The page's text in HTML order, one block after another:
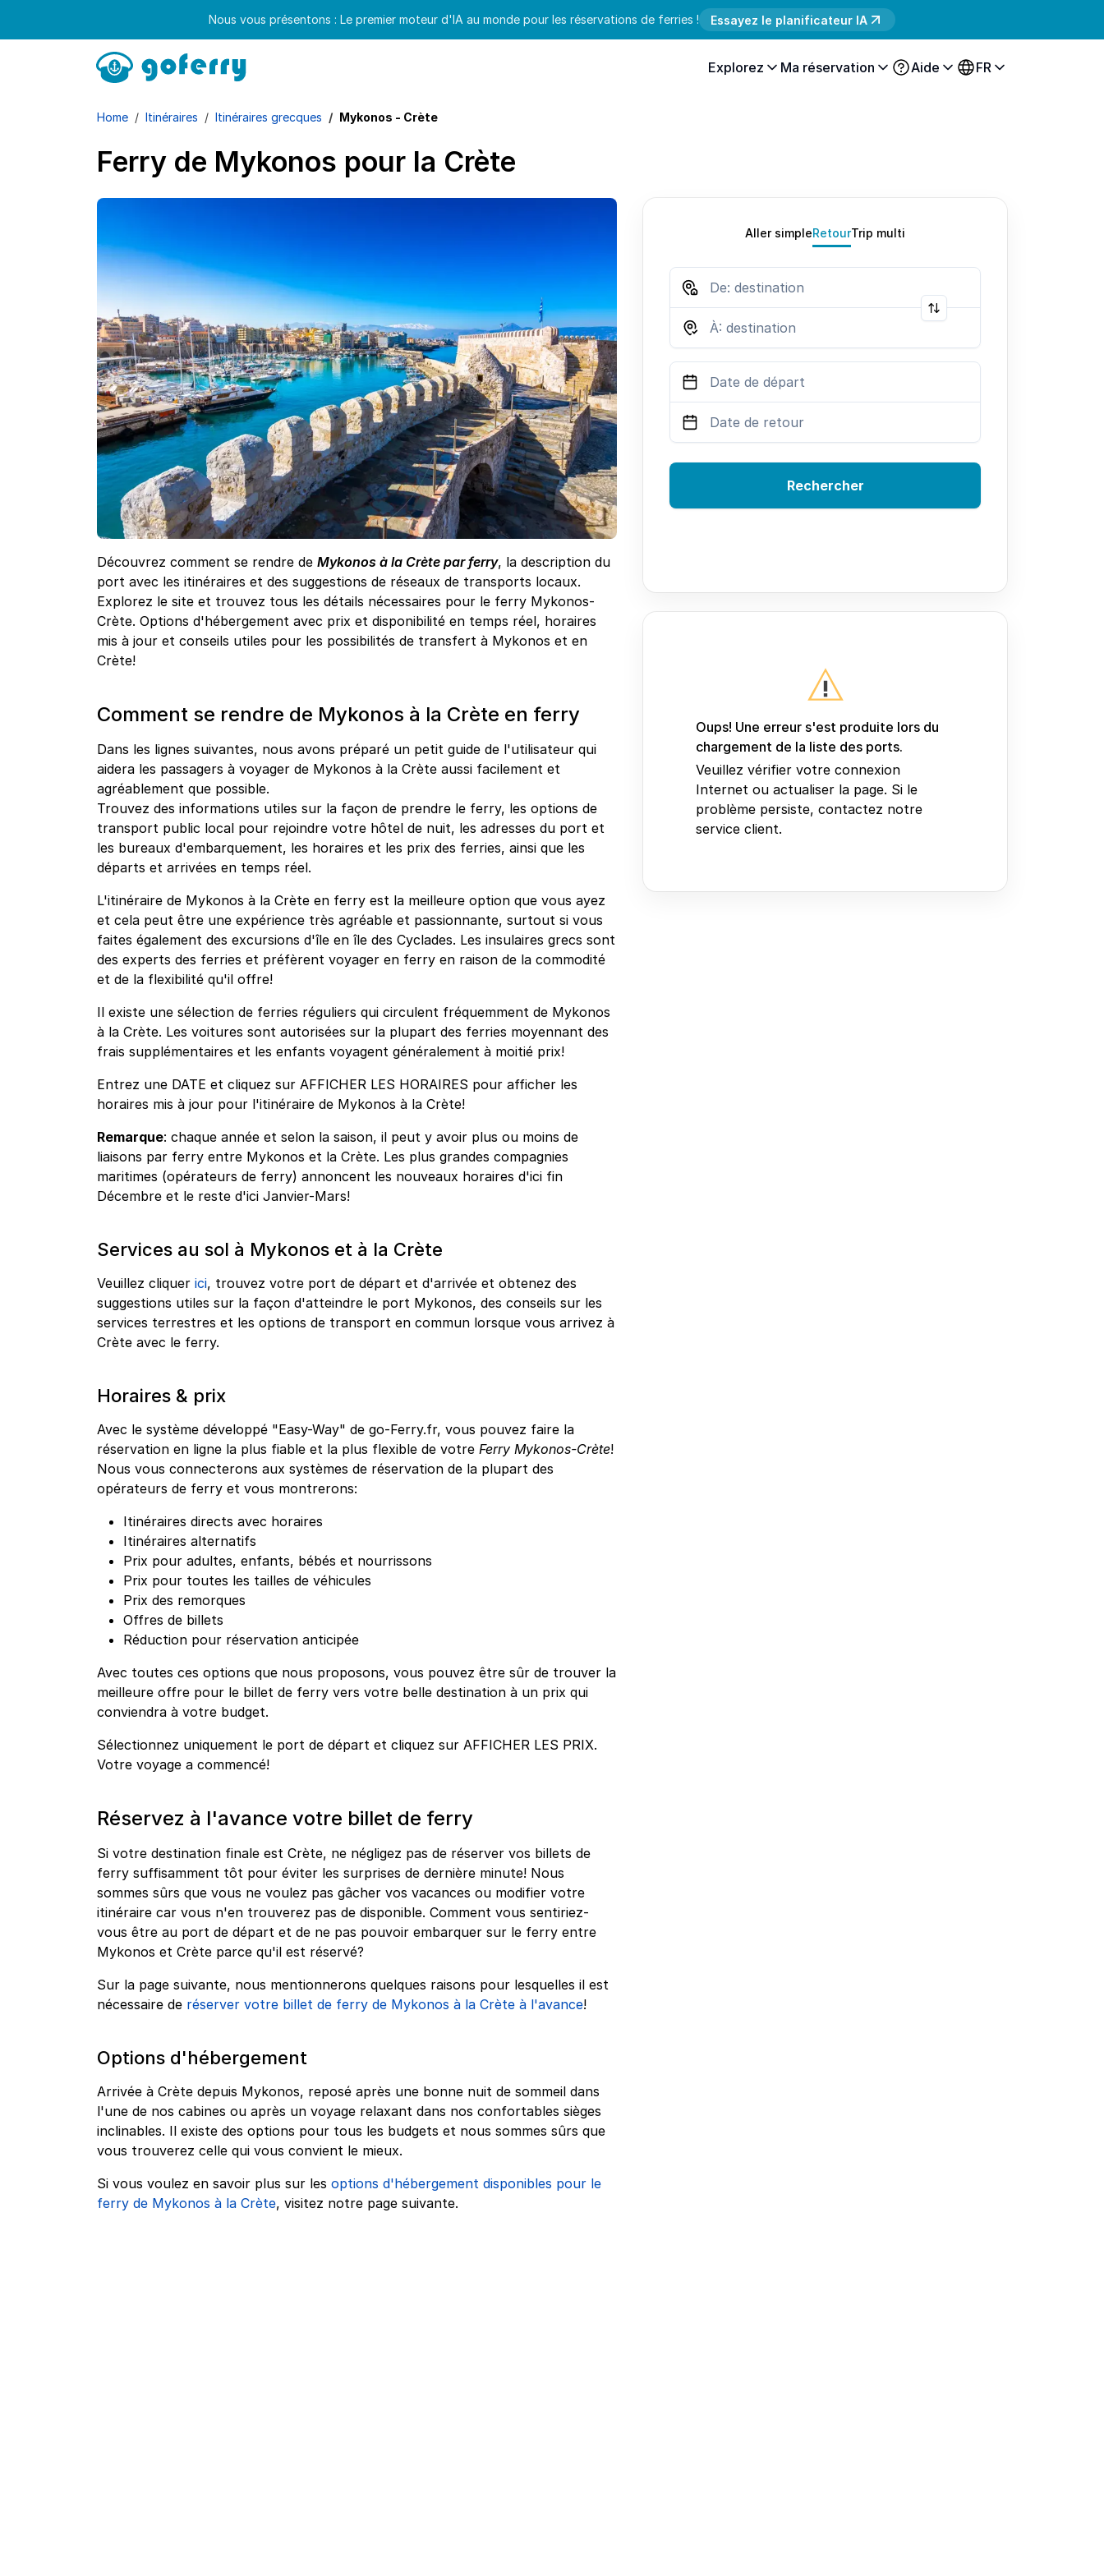
Nous vous présentons : Le premier moteur d'IA au monde pour les réservations de ferries ! Essayez le planificateur IA
Explorez Ma réservation Aide FR
Home Itinéraires Itinéraires grecques Mykonos - Crète
Ferry de Mykonos pour la Crète
Découvrez comment se rendre de Mykonos à la Crète par ferry, la description du
port avec les itinéraires et des suggestions de réseaux de transports locaux.
Explorez le site et trouvez tous les détails nécessaires pour le ferry Mykonos-
Crète. Options d'hébergement avec prix et disponibilité en temps réel, horaires
mis à jour et conseils utiles pour les possibilités de transfert à Mykonos et en
Crète!
Comment se rendre de Mykonos à la Crète en ferry
Dans les lignes suivantes, nous avons préparé un petit guide de l'utilisateur qui
aidera les passagers à voyager de Mykonos à la Crète aussi facilement et
agréablement que possible.
Trouvez des informations utiles sur la façon de prendre le ferry, les options de
transport public local pour rejoindre votre hôtel de nuit, les adresses du port et
les bureaux d'embarquement, les horaires et les prix des ferries, ainsi que les
départs et arrivées en temps réel.
L'itinéraire de Mykonos à la Crète en ferry est la meilleure option que vous ayez
et cela peut être une expérience très agréable et passionnante, surtout si vous
faites également des excursions d'île en île des Cyclades. Les insulaires grecs sont
des experts des ferries et préfèrent voyager en ferry en raison de la commodité
et de la flexibilité qu'il offre!
Il existe une sélection de ferries réguliers qui circulent fréquemment de Mykonos
à la Crète. Les voitures sont autorisées sur la plupart des ferries moyennant des
frais supplémentaires et les enfants voyagent généralement à moitié prix!
Entrez une DATE et cliquez sur AFFICHER LES HORAIRES pour afficher les
horaires mis à jour pour l'itinéraire de Mykonos à la Crète!
Remarque: chaque année et selon la saison, il peut y avoir plus ou moins de
liaisons par ferry entre Mykonos et la Crète. Les plus grandes compagnies
maritimes (opérateurs de ferry) annoncent les nouveaux horaires d'ici fin
Décembre et le reste d'ici Janvier-Mars!
Services au sol à Mykonos et à la Crète
Veuillez cliquer ici, trouvez votre port de départ et d'arrivée et obtenez des
suggestions utiles sur la façon d'atteindre le port Mykonos, des conseils sur les
services terrestres et les options de transport en commun lorsque vous arrivez à
Crète avec le ferry.
Horaires & prix
Avec le système développé "Easy-Way" de go-Ferry.fr, vous pouvez faire la
réservation en ligne la plus fiable et la plus flexible de votre Ferry Mykonos-Crète!
Nous vous connecterons aux systèmes de réservation de la plupart des
opérateurs de ferry et vous montrerons:
Itinéraires directs avec horaires
Itinéraires alternatifs
Prix pour adultes, enfants, bébés et nourrissons
Prix pour toutes les tailles de véhicules
Prix des remorques
Offres de billets
Réduction pour réservation anticipée
Avec toutes ces options que nous proposons, vous pouvez être sûr de trouver la
meilleure offre pour le billet de ferry vers votre belle destination à un prix qui
conviendra à votre budget.
Sélectionnez uniquement le port de départ et cliquez sur AFFICHER LES PRIX.
Votre voyage a commencé!
Réservez à l'avance votre billet de ferry
Si votre destination finale est Crète, ne négligez pas de réserver vos billets de
ferry suffisamment tôt pour éviter les surprises de dernière minute! Nous
sommes sûrs que vous ne voulez pas gâcher vos vacances ou modifier votre
itinéraire car vous n'en trouverez pas de disponible. Comment vous sentiriez-
vous être au port de départ et de ne pas pouvoir embarquer sur le ferry entre
Mykonos et Crète parce qu'il est réservé?
Sur la page suivante, nous mentionnerons quelques raisons pour lesquelles il est
nécessaire de réserver votre billet de ferry de Mykonos à la Crète à l'avance!
Options d'hébergement
Arrivée à Crète depuis Mykonos, reposé après une bonne nuit de sommeil dans
l'une de nos cabines ou après un voyage relaxant dans nos confortables sièges
inclinables. Il existe des options pour tous les budgets et nous sommes sûrs que
vous trouverez celle qui vous convient le mieux.
Si vous voulez en savoir plus sur les options d'hébergement disponibles pour le
ferry de Mykonos à la Crète, visitez notre page suivante.
Aller simpleRetourTrip multi
Rechercher
Oups! Une erreur s'est produite lors du
chargement de la liste des ports.
Veuillez vérifier votre connexion
Internet ou actualiser la page. Si le
problème persiste, contactez notre
service client.